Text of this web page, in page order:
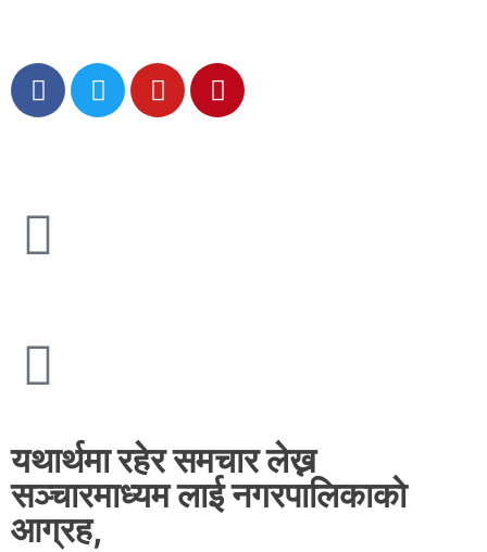
यथार्थमा रहेर समचार लेख्न
सञ्चारमाध्यम लाई नगरपालिकाकाे
आग्रह,